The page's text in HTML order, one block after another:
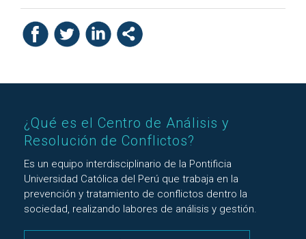
¿Qué es el Centro de Análisis y
Resolución de Conflictos?
Es un equipo interdisciplinario de la Pontificia
Universidad Católica del Perú que trabaja en la
prevención y tratamiento de conflictos dentro la
sociedad, realizando labores de análisis y gestión.